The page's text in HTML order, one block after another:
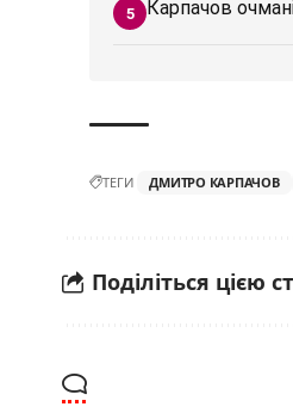
Карпачов
ТЕГИ ДМИТРО КАРПАЧОВ
Поділіться цією